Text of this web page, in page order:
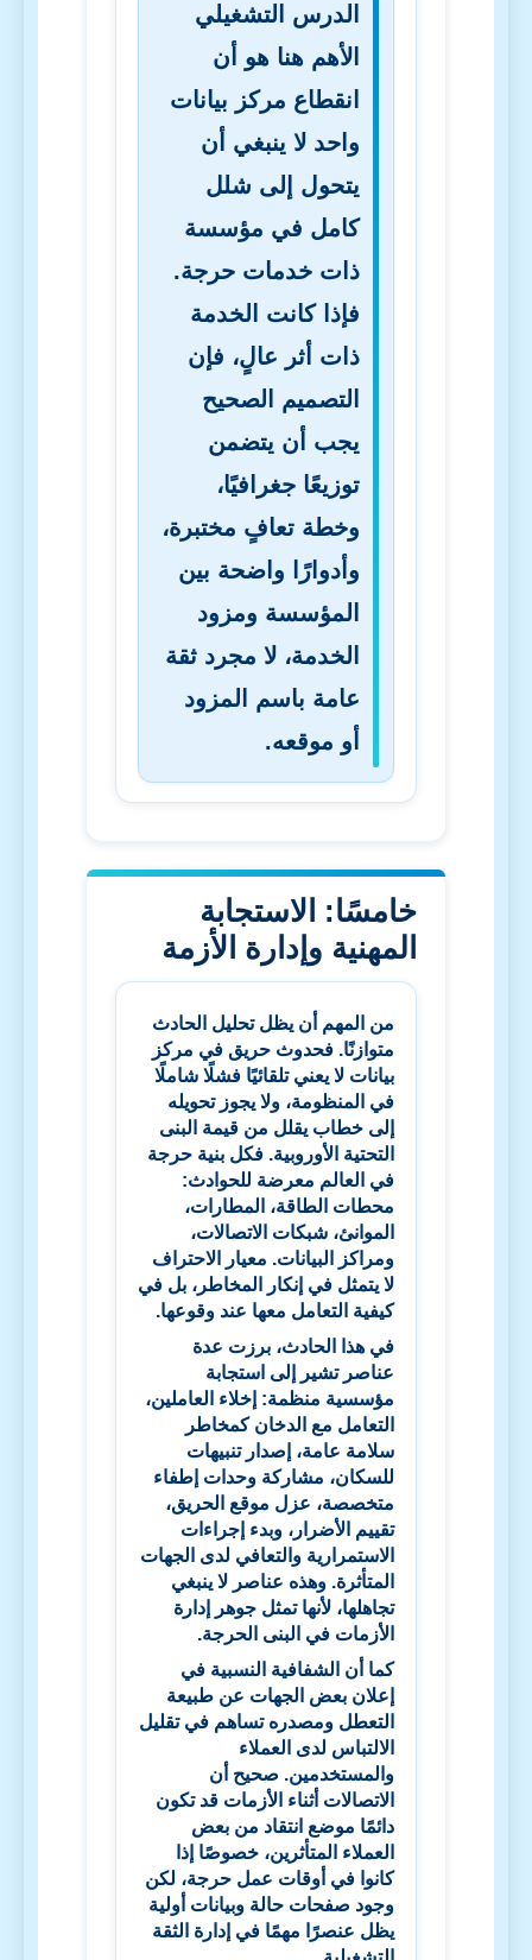
الدرس التشغيلي
الأهم هنا هو أن
انقطاع مركز بيانات
واحد لا ينبغي أن
يتحول إلى شلل
كامل في مؤسسة
ذات خدمات حرجة.
فإذا كانت الخدمة
ذات أثر عالٍ، فإن
التصميم الصحيح
يجب أن يتضمن
توزيعًا جغرافيًا،
وخطة تعافٍ مختبرة،
وأدوارًا واضحة بين
المؤسسة ومزود
الخدمة، لا مجرد ثقة
عامة باسم المزود
أو موقعه.
خامسًا: الاستجابة
المهنية وإدارة الأزمة
من المهم أن يظل تحليل الحادث
متوازنًا. فحدوث حريق في مركز
بيانات لا يعني تلقائيًا فشلًا شاملًا
في المنظومة، ولا يجوز تحويله
إلى خطاب يقلل من قيمة البنى
التحتية الأوروبية. فكل بنية حرجة
في العالم معرضة للحوادث:
محطات الطاقة، المطارات،
الموانئ، شبكات الاتصالات،
ومراكز البيانات. معيار الاحتراف
لا يتمثل في إنكار المخاطر، بل في
كيفية التعامل معها عند وقوعها.
في هذا الحادث، برزت عدة
عناصر تشير إلى استجابة
مؤسسية منظمة: إخلاء العاملين،
التعامل مع الدخان كمخاطر
سلامة عامة، إصدار تنبيهات
للسكان، مشاركة وحدات إطفاء
متخصصة، عزل موقع الحريق،
تقييم الأضرار، وبدء إجراءات
الاستمرارية والتعافي لدى الجهات
المتأثرة. وهذه عناصر لا ينبغي
تجاهلها، لأنها تمثل جوهر إدارة
الأزمات في البنى الحرجة.
كما أن الشفافية النسبية في
إعلان بعض الجهات عن طبيعة
التعطل ومصدره تساهم في تقليل
الالتباس لدى العملاء
والمستخدمين. صحيح أن
الاتصالات أثناء الأزمات قد تكون
دائمًا موضع انتقاد من بعض
العملاء المتأثرين، خصوصًا إذا
كانوا في أوقات عمل حرجة، لكن
وجود صفحات حالة وبيانات أولية
يظل عنصرًا مهمًا في إدارة الثقة